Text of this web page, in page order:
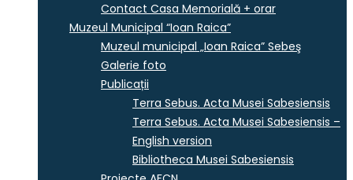
Contact Casa Memorială + orar
Muzeul Municipal “Ioan Raica”
Muzeul municipal „Ioan Raica” Sebeş
Galerie foto
Publicații
Terra Sebus. Acta Musei Sabesiensis
Terra Sebus. Acta Musei Sabesiensis –
English version
Bibliotheca Musei Sabesiensis